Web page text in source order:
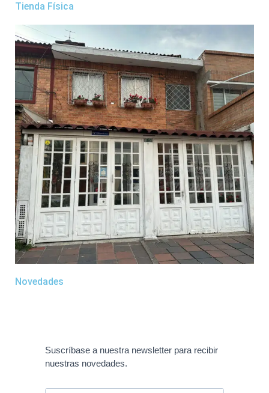
Tienda Física
Novedades
Suscríbase a nuestra newsletter para recibir
nuestras novedades.